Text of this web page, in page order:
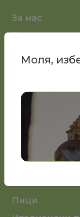
За нас
Доставка и
Общи условия
Блог
Вход
Пици
Моля,